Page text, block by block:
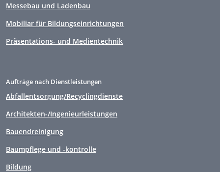
Messebau und Ladenbau
Mobiliar für Bildungseinrichtungen
Präsentations- und Medientechnik
Aufträge nach Dienstleistungen
Abfallentsorgung/Recyclingdienste
Architekten-/Ingenieurleistungen
Bauendreinigung
Baumpflege und -kontrolle
Bildung